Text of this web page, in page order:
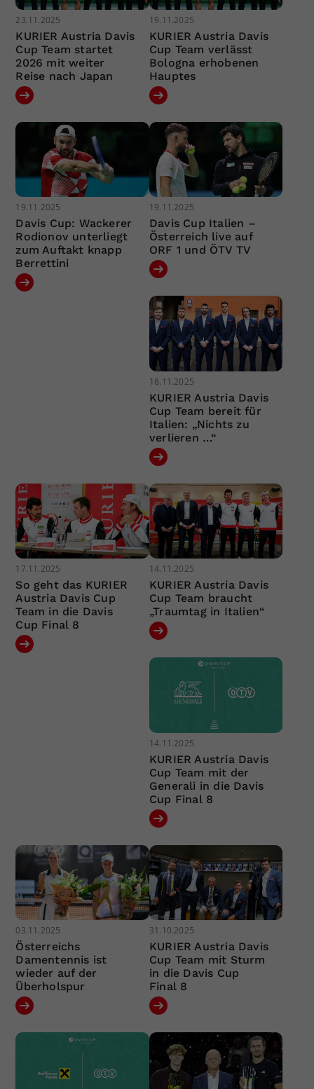
23.11.2025
KURIER Austria Davis
Cup Team startet
2026 mit weiter
Reise nach Japan
19.11.2025
KURIER Austria Davis
Cup Team verlässt
Bologna erhobenen
Hauptes
19.11.2025
Davis Cup: Wackerer
Rodionov unterliegt
zum Auftakt knapp
Berrettini
19.11.2025
Davis Cup Italien –
Österreich live auf
ORF 1 und ÖTV TV
18.11.2025
KURIER Austria Davis
Cup Team bereit für
Italien: „Nichts zu
verlieren …“
17.11.2025
So geht das KURIER
Austria Davis Cup
Team in die Davis
Cup Final 8
14.11.2025
KURIER Austria Davis
Cup Team braucht
„Traumtag in Italien“
14.11.2025
KURIER Austria Davis
Cup Team mit der
Generali in die Davis
Cup Final 8
03.11.2025
Österreichs
Damentennis ist
wieder auf der
Überholspur
31.10.2025
KURIER Austria Davis
Cup Team mit Sturm
in die Davis Cup
Final 8